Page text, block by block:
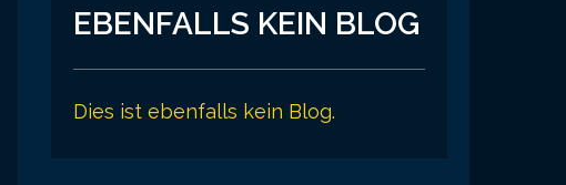
EBENFALLS KEIN BLOG
Dies ist ebenfalls kein Blog.